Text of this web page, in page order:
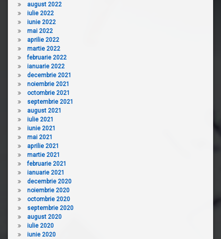
august 2022
iulie 2022
iunie 2022
mai 2022
aprilie 2022
martie 2022
februarie 2022
ianuarie 2022
decembrie 2021
noiembrie 2021
octombrie 2021
septembrie 2021
august 2021
iulie 2021
iunie 2021
mai 2021
aprilie 2021
martie 2021
februarie 2021
ianuarie 2021
decembrie 2020
noiembrie 2020
octombrie 2020
septembrie 2020
august 2020
iulie 2020
iunie 2020